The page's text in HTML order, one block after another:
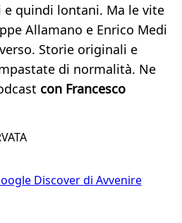
quindi lontani. Ma le vite
Allamano e Enrico Medi
Storie originali e
di normalità. Ne
con Francesco
Discover di Avvenire